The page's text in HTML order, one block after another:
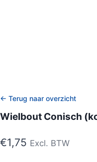
← Terug naar overzicht
Wielbout Conisch
€1,75 Excl. BTW